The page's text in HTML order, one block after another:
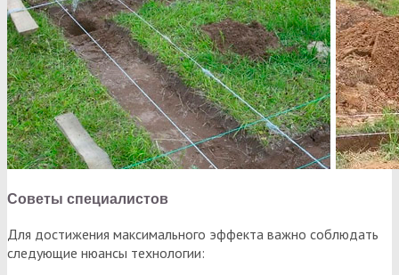
Советы специалистов
Для достижения максимального эффекта важно соблюдать
следующие нюансы технологии: